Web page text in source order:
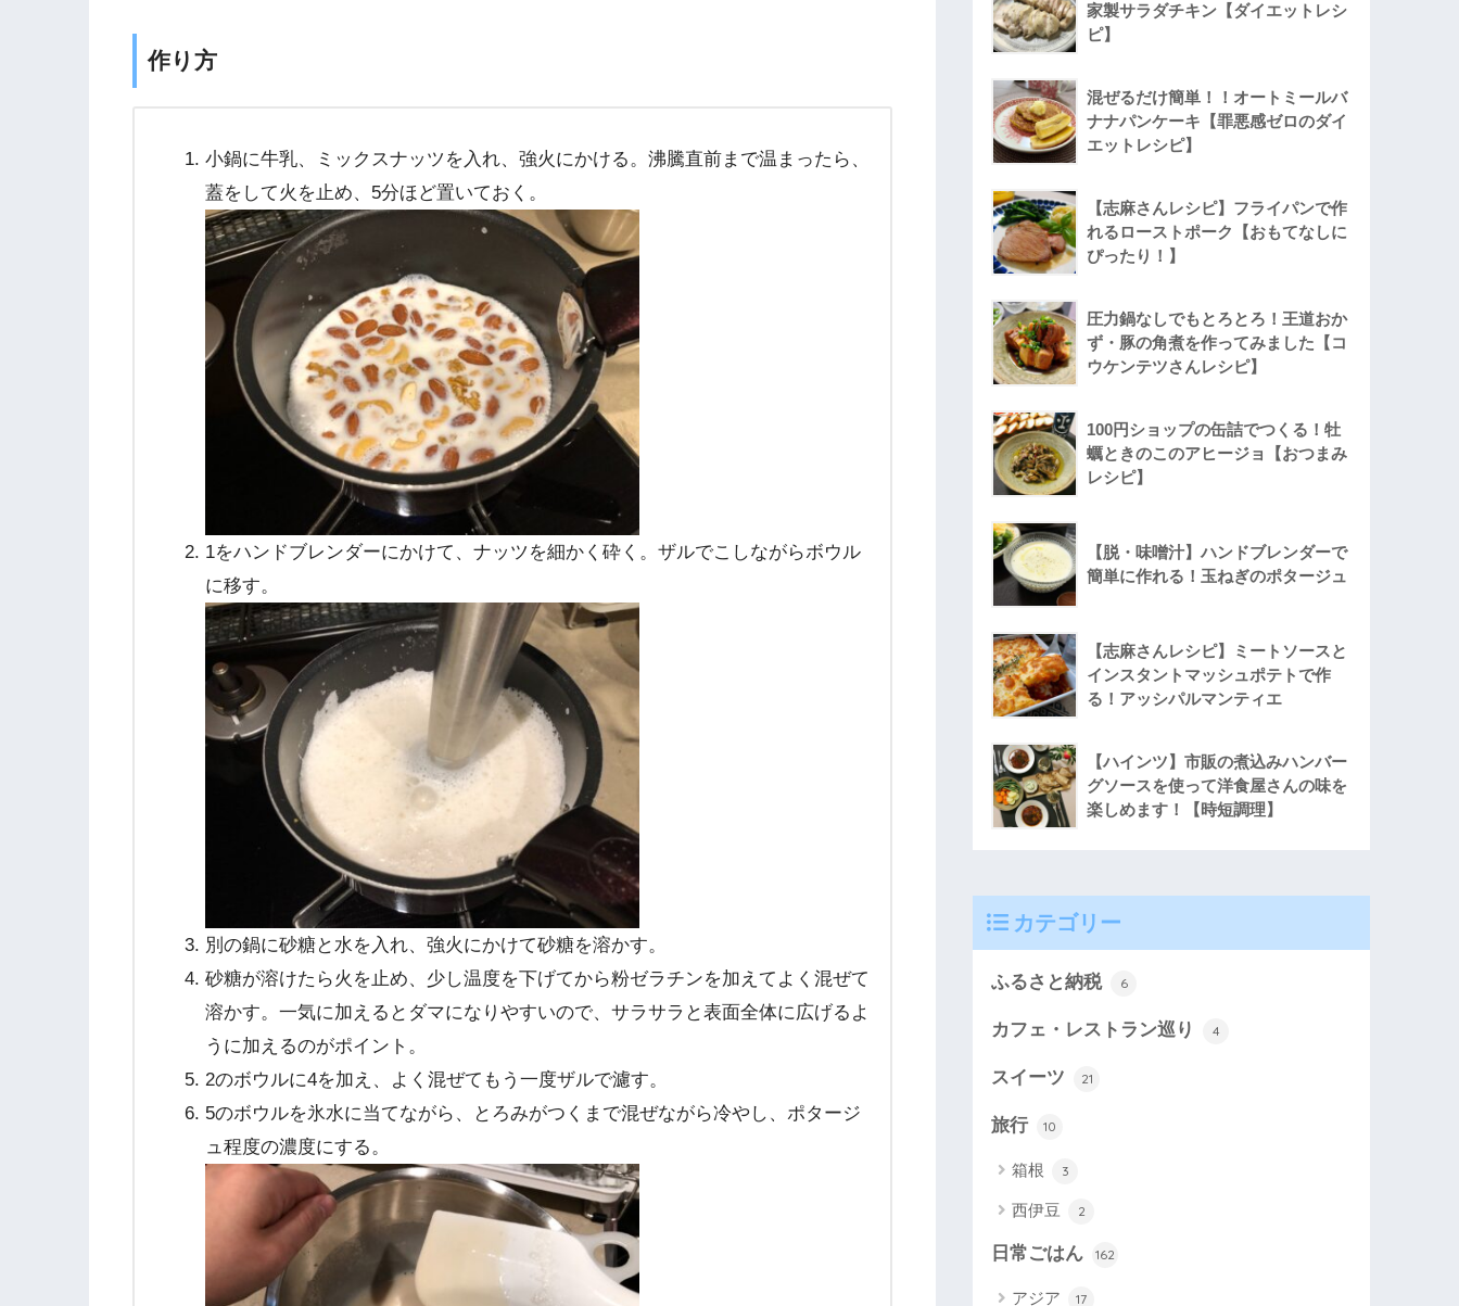
作り方
小鍋に牛乳、ミックスナッツを入れ、強火にかける。沸騰直前まで温まったら、
蓋をして火を止め、5分ほど置いておく。
1をハンドブレンダーにかけて、ナッツを細かく砕く。ザルでこしながらボウル
に移す。
別の鍋に砂糖と水を入れ、強火にかけて砂糖を溶かす。
砂糖が溶けたら火を止め、少し温度を下げてから粉ゼラチンを加えてよく混ぜて
溶かす。一気に加えるとダマになりやすいので、サラサラと表面全体に広げるよ
うに加えるのがポイント。
2のボウルに4を加え、よく混ぜてもう一度ザルで濾す。
5のボウルを氷水に当てながら、とろみがつくまで混ぜながら冷やし、ポタージ
ュ程度の濃度にする。
家製サラダチキン【ダイエットレシ
ピ】
混ぜるだけ簡単！！オートミールバ
ナナパンケーキ【罪悪感ゼロのダイ
エットレシピ】
【志麻さんレシピ】フライパンで作
れるローストポーク【おもてなしに
ぴったり！】
圧力鍋なしでもとろとろ！王道おか
ず・豚の角煮を作ってみました【コ
ウケンテツさんレシピ】
100円ショップの缶詰でつくる！牡
蠣ときのこのアヒージョ【おつまみ
レシピ】
【脱・味噌汁】ハンドブレンダーで
簡単に作れる！玉ねぎのポタージュ
【志麻さんレシピ】ミートソースと
インスタントマッシュポテトで作
る！アッシパルマンティエ
【ハインツ】市販の煮込みハンバー
グソースを使って洋食屋さんの味を
楽しめます！【時短調理】
カテゴリー
ふるさと納税 6
カフェ・レストラン巡り 4
スイーツ 21
旅行 10
箱根 3
西伊豆 2
日常ごはん 162
アジア 17